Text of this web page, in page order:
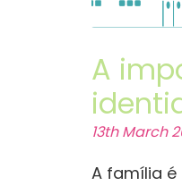
A
13th March
A família é